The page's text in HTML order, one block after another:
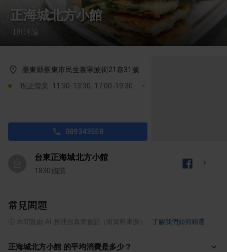
正海城北方小館
1 則評論
臺東縣臺東市民生裏寧波街21巷31號
現正營業: 11:30-13:30, 17:00-19:30
089343558
台東正海城北方小館
1830個讚
常見問題
本問答由 AI 整理自真實食記（附資料來源） 了解我們如何精選
正海城北方小館 的平均消費是多少？